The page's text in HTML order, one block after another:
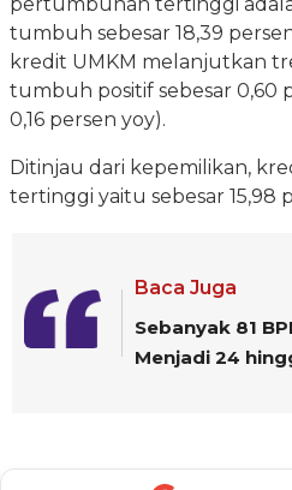
tumbuh sebesar 18,39
kredit UMKM melanjutkan
tumbuh positif sebesar 0,60
0,16 persen yoy).
Ditinjau dari kepemilikan,
tertinggi yaitu sebesar 15,98
Baca Juga
Sebanyak 81
Menjadi 24